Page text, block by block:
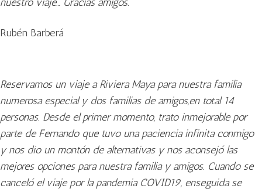
Rubén Barberá
Reservamos un viaje a Riviera Maya para nuestra familia
numerosa especial y dos familias de amigos,en total 14
personas. Desde el primer momento, trato inmejorable por
parte de Fernando que tuvo una paciencia infinita conmigo
y nos dio un montón de alternativas y nos aconsejó las
mejores opciones para nuestra familia y amigos. Cuando se
canceló el viaje por la pandemia COVID19, enseguida se